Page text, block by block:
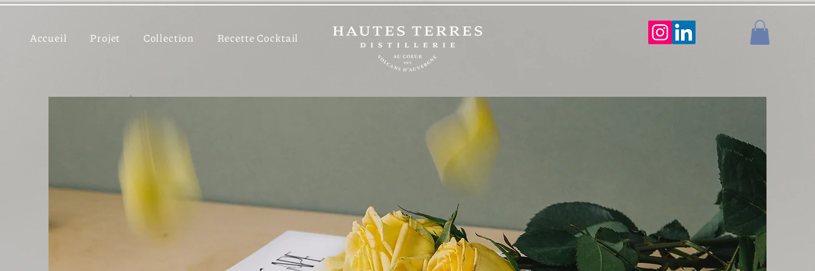
Accueil Projet Collection Recette Cocktail